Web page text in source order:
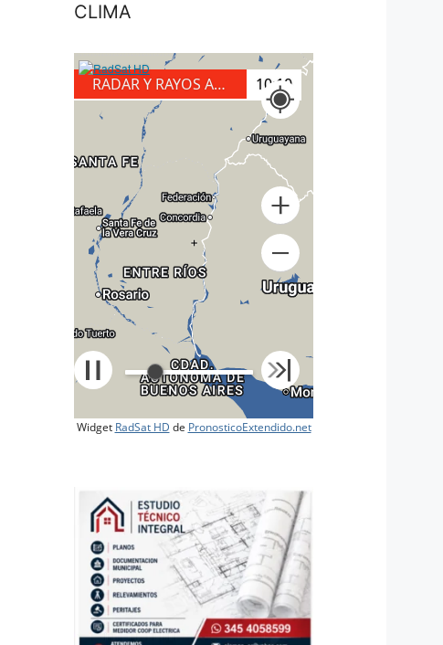
CLIMA
RADAR Y RAYOS A TIERRA 10:30
+
Widget RadSat HD de PronosticoExtendido.net